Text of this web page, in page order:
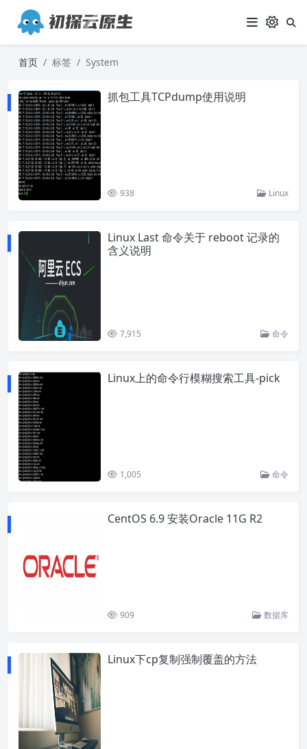
首页 标签 System
抓包工具TCPdump使用说明
938 Linux
Linux Last 命令关于 reboot 记录的
含义说明
7,915 命令
Linux上的命令行模糊搜索工具-pick
1,005 命令
CentOS 6.9 安装Oracle 11G R2
909 数据库
Linux下cp复制强制覆盖的方法